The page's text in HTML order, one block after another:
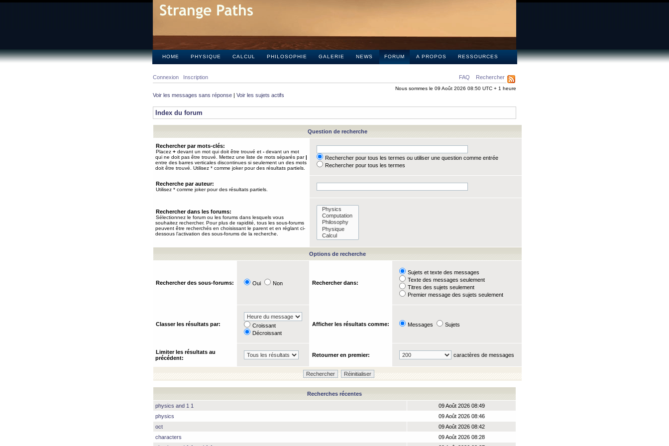
HOME PHYSIQUE CALCUL PHILOSOPHIE GALERIE NEWS FORUM A PROPOS RESSOURCES
FAQ Rechercher
Connexion Inscription
Nous sommes le 09 Août 2026 08:50 UTC + 1 heure
Voir les messages sans réponse | Voir les sujets actifs
Index du forum
Question de recherche
Rechercher par mots-clés:
Placez + devant un mot qui doit être trouvé et - devant un mot
qui ne doit pas être trouvé. Mettez une liste de mots séparés par|
entre des barres verticales discontinues si seulement un des mots
doit être trouvé. Utilisez * comme joker pour des résultats partiels.
Rechercher pour tous les termes ou utiliser une question comme entrée
Rechercher pour tous les termes
Recherche par auteur:
Utilisez * comme joker pour des résultats partiels.
Rechercher dans les forums:
Sélectionnez le forum ou les forums dans lesquels vous
souhaitez rechercher. Pour plus de rapidité, tous les sous-forums
peuvent être recherchés en choisissant le parent et en réglant ci-
dessous l’activation des sous-forums de la recherche.
Options de recherche
Rechercher des sous-forums: Oui Non Rechercher dans:
Sujets et texte des messages
Texte des messages seulement
Titres des sujets seulement
Premier message des sujets seulement
Classer les résultats par:
Croissant
Décroissant
Afficher les résultats comme: Messages Sujets
Limiter les résultats au
précédent:
Retourner en premier: caractères de messages
Recherches récentes
physics and 1 1
09 Août 2026 08:49
physics
09 Août 2026 08:46
oct
09 Août 2026 08:42
characters
09 Août 2026 08:28